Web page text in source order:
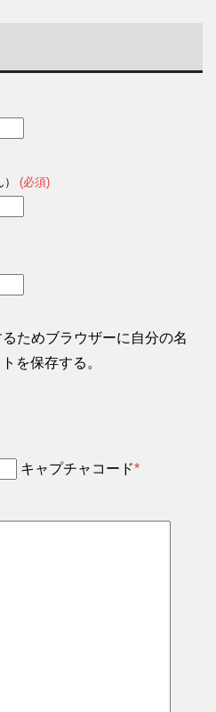
(必須)
ためブラウザーに自分の名
を保存する。
キャプチャコード*